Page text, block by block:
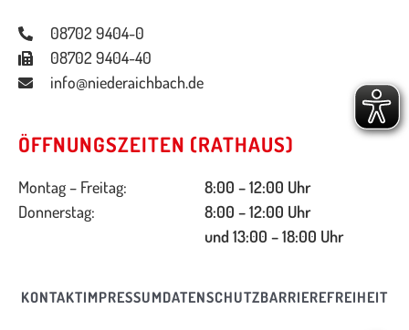
08702 9404-0
08702 9404-40
info@niederaichbach.de
ÖFFNUNGSZEITEN (RATHAUS)
Montag – Freitag:
8:00 – 12:00 Uhr
Donnerstag:
8:00 – 12:00 Uhr
und 13:00 – 18:00 Uhr
KONTAKTIMPRESSUMDATENSCHUTZBARRIEREFREIHEIT